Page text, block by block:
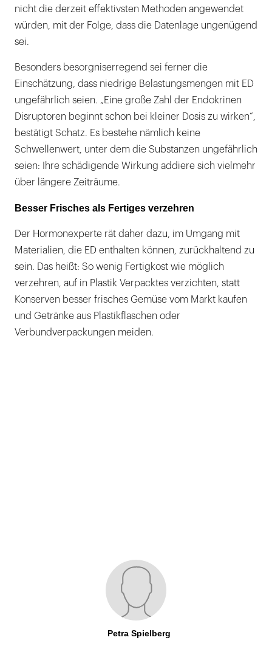
nicht die derzeit effektivsten Methoden angewendet
würden, mit der Folge, dass die Datenlage ungenügend
sei.
Besonders besorgniserregend sei ferner die
Einschätzung, dass niedrige Belastungsmengen mit ED
ungefährlich seien. „Eine große Zahl der Endokrinen
Disruptoren beginnt schon bei kleiner Dosis zu wirken“,
bestätigt Schatz. Es bestehe nämlich keine
Schwellenwert, unter dem die Substanzen ungefährlich
seien: Ihre schädigende Wirkung addiere sich vielmehr
über längere Zeiträume.
Besser Frisches als Fertiges verzehren
Der Hormonexperte rät daher dazu, im Umgang mit
Materialien, die ED enthalten können, zurückhaltend zu
sein. Das heißt: So wenig Fertigkost wie möglich
verzehren, auf in Plastik Verpacktes verzichten, statt
Konserven besser frisches Gemüse vom Markt kaufen
und Getränke aus Plastikflaschen oder
Verbundverpackungen meiden.
Petra Spielberg